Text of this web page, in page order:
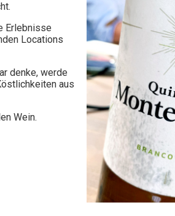
Erlebnisse
Locations
denke, werde
aus
Wein.